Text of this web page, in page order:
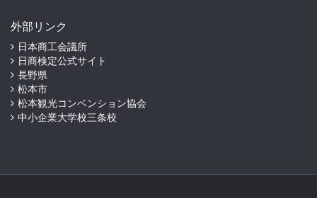
外部リンク
日本商工会議所
日商検定公式サイト
長野県
松本市
松本観光コンベンション協会
中小企業大学校三条校